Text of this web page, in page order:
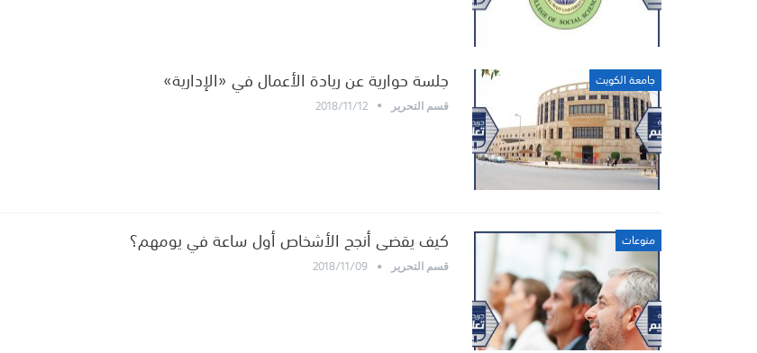
جامعة الكويت جلسة حوارية عن ريادة الأعمال في «الإدارية»
قسم التحرير 2018/11/12
منوعات كيف يقضى أنجح الأشخاص أول ساعة في يومهم؟
قسم التحرير 2018/11/09